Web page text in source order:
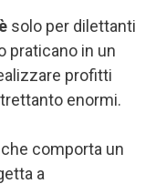
è solo per dilettanti
praticano in un
profitti
enormi.
comporta un
a